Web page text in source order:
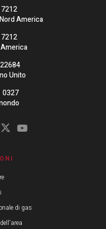
America
Unito
0327
di gas